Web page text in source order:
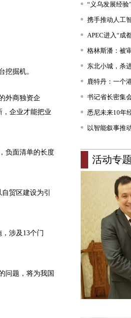
掘机。
外商独资企
，企业才能把业
负面清单的长度
贸区建设为引
涉及13个门
问题，将为我国
“义乌发展经验
携手推动人工智
APEC进入“成都
格林斯潘：被
东北小城，杀
鹿特丹：一个
书记省长密集
悉尼未来10年
以智能叙事推动
活动专题